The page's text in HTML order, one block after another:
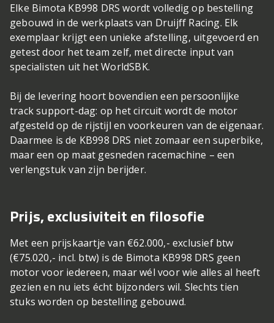
Elke Bimota KB998 DRS wordt volledig op bestelling
gebouwd in de werkplaats van Druijff Racing. Elk
exemplaar krijgt een unieke afstelling, uitgevoerd en
getest door het team zelf, met directe input van
specialisten uit het WorldSBK.
Bij de levering hoort bovendien een persoonlijke
track support-dag: op het circuit wordt de motor
afgesteld op de rijstijl en voorkeuren van de eigenaar.
Daarmee is de KB998 DRS niet zomaar een superbike,
maar een op maat gesneden racemachine – een
verlengstuk van zijn berijder.
Prijs, exclusiviteit en filosofie
Met een prijskaartje van €62.000,- exclusief btw
(€75.020,- incl. btw) is de Bimota KB998 DRS geen
motor voor iedereen, maar wél voor wie alles al heeft
gezien en nu iets écht bijzonders wil. Slechts tien
stuks worden op bestelling gebouwd.